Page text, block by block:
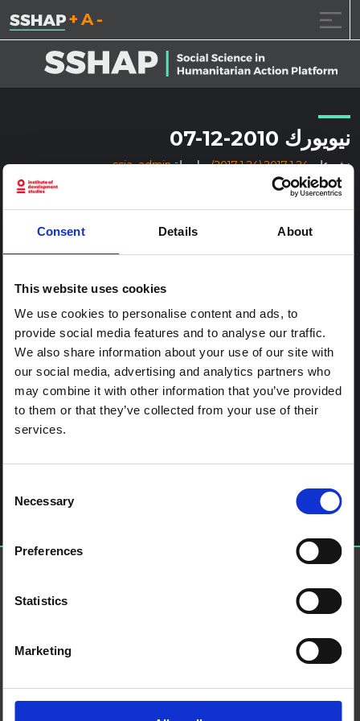
Consent Details About
This website uses cookies
We use cookies to personalise content and ads, to
provide social media features and to analyse our traffic.
We also share information about your use of our site with
our social media, advertising and analytics partners who
may combine it with other information that you’ve provided
to them or that they’ve collected from your use of their
services.
Selection
Necessary
Preferences
Statistics
Marketing
تقليل حجم الخط.
إعادة ضبط حجم
زيادة حجم
نيويورك 2010-12-07
نشر على2017.1.24
(2017.1.24) بواسطةssia_admin
Emergencies: The post-Earthquake Campaign in Haiti
يجب أنت تكون
منصة العلوم الاجتماعية في العمل الإنساني هي شراكة تستضيفها
IDS
اتصل بنا
الأحكام والشروط